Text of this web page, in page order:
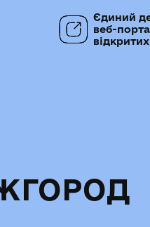
Єдиний
веб-